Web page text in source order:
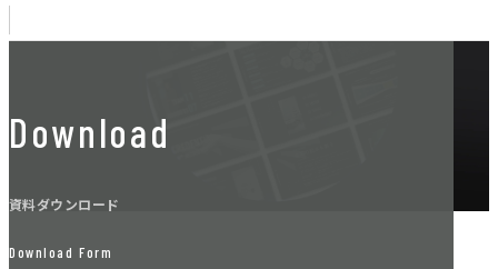
Download
資料ダウンロード
Download Form